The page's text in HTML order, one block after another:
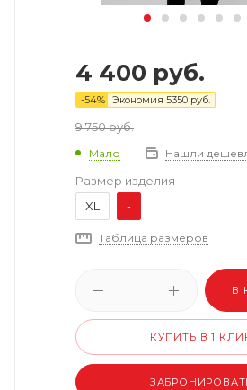
4 400 руб.
-54% Экономия 5350 руб.
9 750руб.
Мало Нашли
Размер изделия — -
XL
-
Таблица размеров
В
КУПИТЬ В 1